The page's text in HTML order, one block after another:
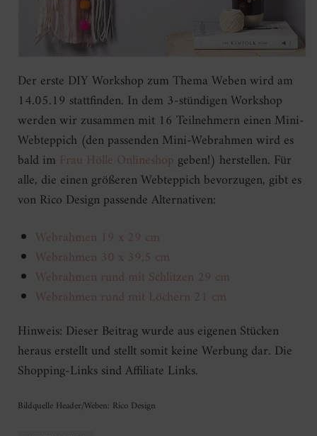
Der erste DIY Workshop zum Thema Weben wird am
14.05.19 stattfinden. In dem 3-stündigen Workshop
werden wir zusammen mit 16 Teilnehmern einen Mini-
Webteppich (den passenden Mini-Webrahmen wird es
bald im Frau Hölle Onlineshopgeben!) herstellen. Für
alle, die einen größeren Webteppich bevorzugen, gibt es
von Rico Design passende Alternativen:
Webrahmen 19 x 29 cm
Webrahmen 30 x 39,5 cm
Webrahmen rund mit Schlitzen 29 cm
Webrahmen rund mit Löchern 21 cm
Hinweis: Dieser Beitrag wurde aus eigenen Stücken
heraus erstellt und stellt somit keine Werbung dar. Die
Shopping-Links sind Affiliate Links.
Bildquelle Header/Weben: Rico Design